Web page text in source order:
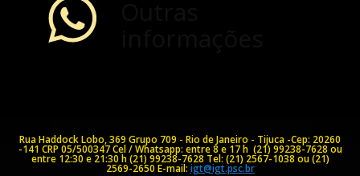
Rua Haddock Lobo, 369 Grupo 709 - Rio de Janeiro - Tijuca -Cep: 20260
-141 CRP 05/500347 Cel / Whatsapp: entre 8 e 17 h (21) 99238-7628 ou
entre 12:30 e 21:30 h (21) 99238-7628 Tel: (21) 2567-1038 ou (21)
2569-2650 E-mail: igt@igt.psc.br